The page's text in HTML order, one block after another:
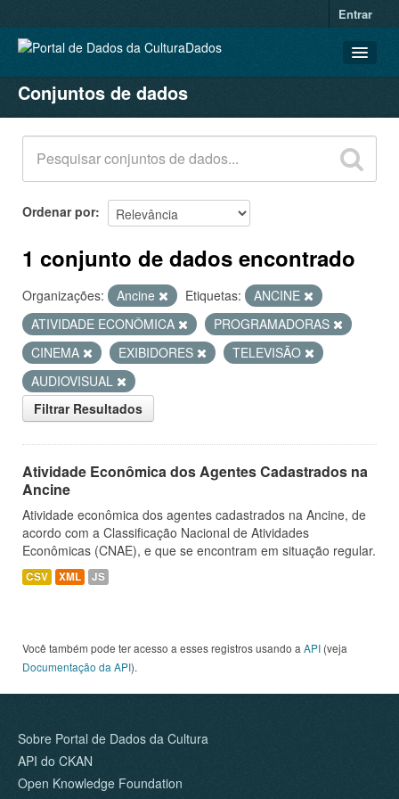
Entrar
CONJUNTOS DE DADOS
ORGANIZAÇÕES
GRUPOS
SOBRE
Conjuntos de dados
Ordenar por
1 conjunto de dados encontrado
Organizações: Ancine Etiquetas:
ANCINE
ATIVIDADE ECONÔMICA
PROGRAMADORAS
CINEMA
EXIBIDORES
TELEVISÃO
AUDIOVISUAL
Filtrar Resultados
Atividade Econômica dos Agentes Cadastrados na
Ancine
Atividade econômica dos agentes cadastrados na Ancine, de
acordo com a Classificação Nacional de Atividades
Econômicas (CNAE), e que se encontram em situação regular.
CSV XML JS
Você também pode ter acesso a esses registros usando a API (veja
Documentação da API).
Sobre Portal de Dados da Cultura
API do CKAN
Open Knowledge Foundation